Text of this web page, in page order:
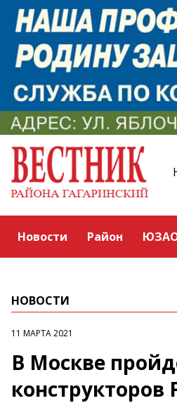
Новости Район
НОВОСТИ
11 МАРТА 2021
В Москве
конструкторов